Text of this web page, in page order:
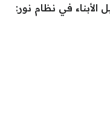
الأبناء في نظام نور: